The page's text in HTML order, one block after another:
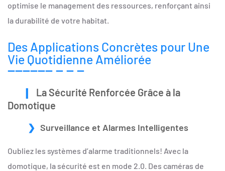
optimise le management des ressources, renforçant ainsi
la durabilité de votre habitat.
Des Applications Concrètes pour Une
Vie Quotidienne Améliorée
La Sécurité Renforcée Grâce à la
Domotique
Surveillance et Alarmes Intelligentes
Oubliez les systèmes d’alarme traditionnels! Avec la
domotique, la sécurité est en mode 2.0. Des caméras de